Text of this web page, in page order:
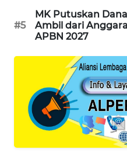
#5
MK Putuskan
Ambil dari
APBN 2027
GARONGGANG
NEWS
ENERGI
NEWS
CILEUNGSI